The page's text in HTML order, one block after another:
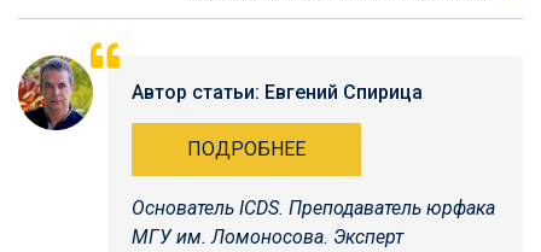
Автор статьи: Евгений Спирица
ПОДРОБНЕЕ
Основатель ICDS. Преподаватель юрфака
МГУ им. Ломоносова. Эксперт